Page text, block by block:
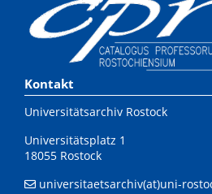
Kontakt
Universitätsarchiv Rostock
Universitätsplatz 1
18055 Rostock
universitaetsarchiv(at)uni-